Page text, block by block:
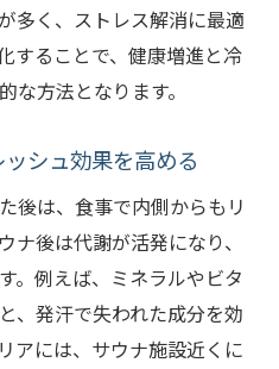
多く、ストレス解消に最適
することで、健康増進と冷
な方法となります。
シュ効果を高める
後は、食事で内側からもリ
ナ後は代謝が活発になり、
。例えば、ミネラルやビタ
、発汗で失われた成分を効
アには、サウナ施設近くに